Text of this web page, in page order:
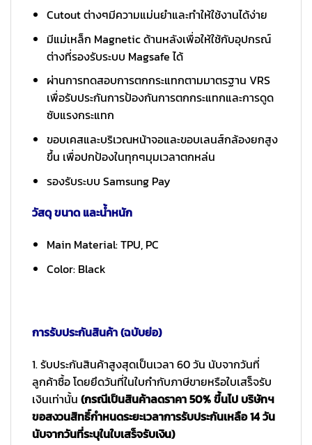
Cutout ต่างๆมีความแม่นยำและทำให้ใช้งานได้ง่าย
มีแม่เหล็ก Magnetic ด้านหลังเพื่อให้ใช้กับอุปกรณ์
ต่างที่รองรับระบบ Magsafe ได้
ผ่านการทดสอบการตกกระแทกตามมาตรฐาน VRS
เพื่อรับประกันการป้องกันการตกกระแทกและการดูด
ซับแรงกระแทก
ขอบเคสและบริเวณหน้าจอและขอบเลนส์กล้องยกสูง
ขึ้น เพื่อปกป้องในทุกๆมุมเวลาตกหล่น
รองรับระบบ Samsung Pay
วัสดุ ขนาด และน้ำหนัก
Main Material: TPU, PC
Color: Black
การรับประกันสินค้า (ฉบับย่อ)
1. รับประกันสินค้าสูงสุดเป็นเวลา 60 วัน นับจากวันที่
ลูกค้าซื้อ โดยยึดวันที่ในใบกำกับภาษีขายหรือใบเสร็จรับ
เงินเท่านั้น (กรณีเป็นสินค้าลดราคา 50% ขึ้นไป บริษัทฯ
ขอสงวนสิทธิ์กำหนดระยะเวลาการรับประกันเหลือ 14 วัน
นับจากวันที่ระบุในใบเสร็จรับเงิน)